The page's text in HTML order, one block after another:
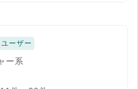
ユーザー
ー系